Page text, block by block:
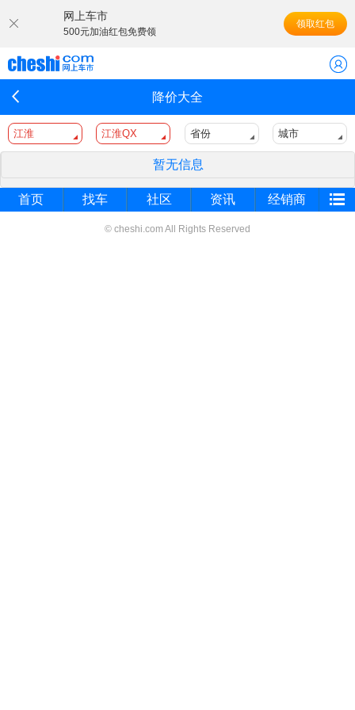
网上车市
500元加油红包免费领
领取红包
降价大全
江淮 江淮QX 省份 城市
暂无信息
首页 找车 社区 资讯 经销商
© cheshi.com All Rights Reserved